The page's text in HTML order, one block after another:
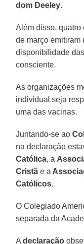
dom Deeley.
Além disso, quatro
de março emitiram
disponibilidade
consciente.
As organizações
individual seja
uma das vacinas.
Juntando-se ao
na declaração
Católica, a
Cristã e a
Católicos.
O Colegiado
separada da
Adeclaração